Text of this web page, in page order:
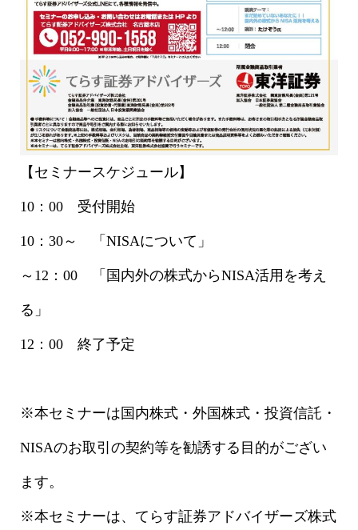
【セミナースケジュール】
10：00 受付開始
10：30～ 「NISAについて」
～12：00 「国内外の株式からNISA活用を考え
る」
12：00 終了予定
※本セミナーは国内株式・外国株式・投資信託・
NISAのお取引の契約等を勧誘する目的がござい
ます。
※本セミナーは、てらす証券アドバイザーズ株式